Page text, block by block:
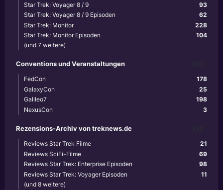
93
Star Trek: Voyager 8 / 9
62
Star Trek: Voyager 8 / 9 Episoden
228
Star Trek: Monitor
104
Star Trek: Monitor Episoden
(und 7 weitere)
Conventions und Veranstaltungen
178
FedCon
25
GalaxyCon
198
Galileo7
3
NexusCon
Rezensions-Archiv von treknews.de
21
Reviews Star Trek Filme
69
Reviews SciFi-Filme
98
Reviews Star Trek: Enterprise Episoden
11
Reviews Star Trek: Voyager Episoden
(und 8 weitere)